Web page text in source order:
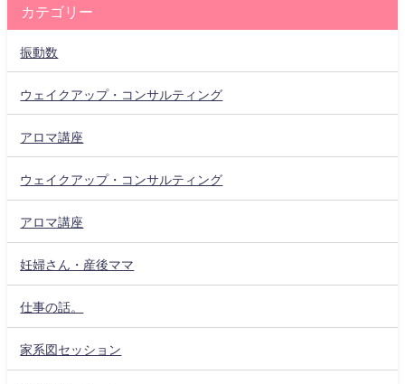
カテゴリー
振動数
ウェイクアップ・コンサルティング
アロマ講座
ウェイクアップ・コンサルティング
アロマ講座
妊婦さん・産後ママ
仕事の話。
家系図セッション